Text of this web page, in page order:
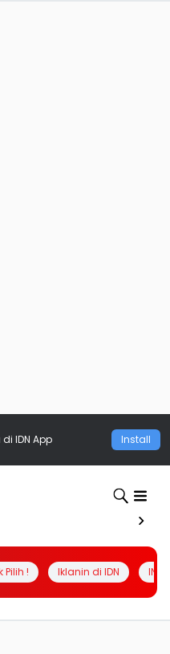
IDN App Install
Pilih ! Iklanin di IDN